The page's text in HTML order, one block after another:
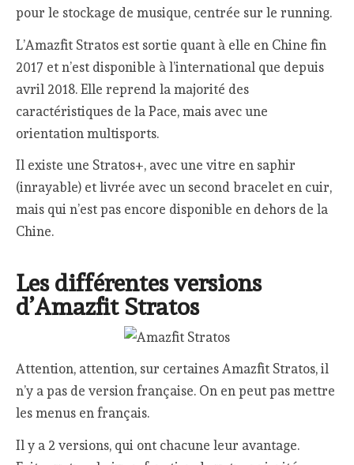
pour le stockage de musique, centrée sur le running.
L’Amazfit Stratos est sortie quant à elle en Chine fin
2017 et n’est disponible à l’international que depuis
avril 2018. Elle reprend la majorité des
caractéristiques de la Pace, mais avec une
orientation multisports.
Il existe une Stratos+, avec une vitre en saphir
(inrayable) et livrée avec un second bracelet en cuir,
mais qui n’est pas encore disponible en dehors de la
Chine.
Les différentes versions
d’Amazfit Stratos
Attention, attention, sur certaines Amazfit Stratos, il
n’y a pas de version française. On en peut pas mettre
les menus en français.
Il y a 2 versions, qui ont chacune leur avantage.